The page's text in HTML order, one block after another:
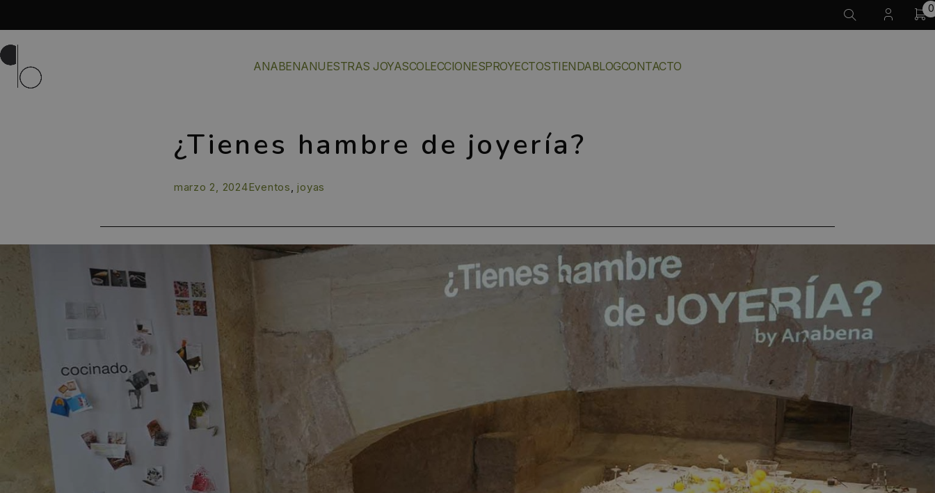
0
ANABENANUESTRAS JOYASCOLECCIONESPROYECTOSTIENDABLOGCONTACTO
¿Tienes hambre de joyería?
marzo 2, 2024Eventos,joyas